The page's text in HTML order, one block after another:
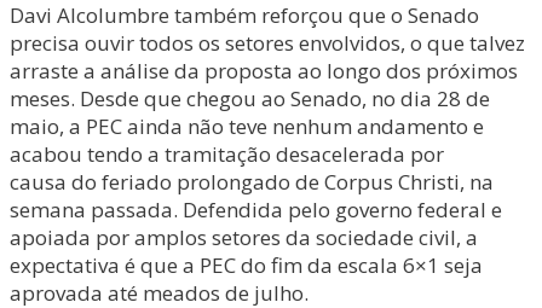
Davi Alcolumbre também reforçou que o Senado
precisa ouvir todos os setores envolvidos, o que talvez
arraste a análise da proposta ao longo dos próximos
meses. Desde que chegou ao Senado, no dia 28 de
maio, a PEC ainda não teve nenhum andamento e
acabou tendo a tramitação desacelerada por
causa do feriado prolongado de Corpus Christi, na
semana passada. Defendida pelo governo federal e
apoiada por amplos setores da sociedade civil, a
expectativa é que a PEC do fim da escala 6×1 seja
aprovada até meados de julho.